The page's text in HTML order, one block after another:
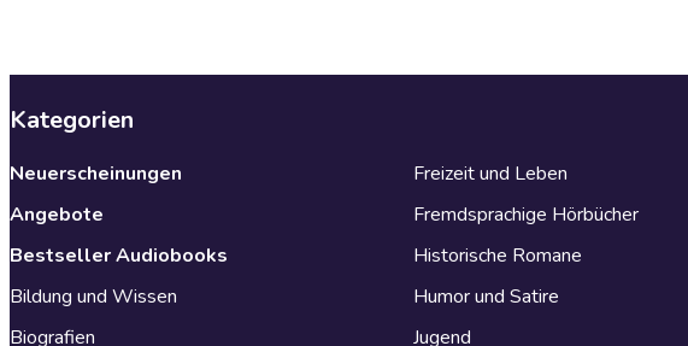
Kategorien
Neuerscheinungen
Angebote
Bestseller Audiobooks
Bildung und Wissen
Biografien
Freizeit und Leben
Fremdsprachige Hörbücher
Historische Romane
Humor und Satire
Jugend